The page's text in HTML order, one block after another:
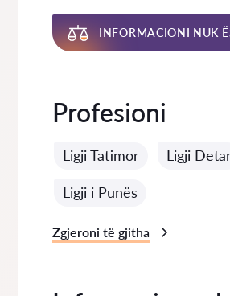
INFORMACIONI NUK
Profesioni
Ligji Tatimor Ligji
Ligji i Punës
Zgjeroni të gjitha